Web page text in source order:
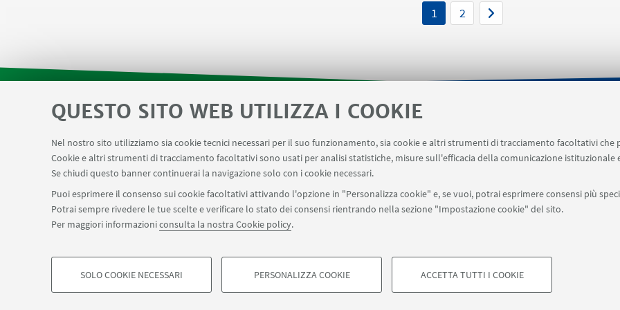
QUESTO SITO WEB UTILIZZA I COOKIE
Nel nostro sito utilizziamo sia cookie tecnici necessari per il suo funzionamento, sia cookie e altri strumenti di tracciamento facoltativi
Cookie e altri strumenti di tracciamento facoltativi sono usati per analisi statistiche, misure sull'efficacia della comunicazione
Se chiudi questo banner continuerai la navigazione solo con i cookie necessari.
Puoi esprimere il consenso sui cookie facoltativi attivando l'opzione in "Personalizza cookie" e, se vuoi, potrai esprimere consensi più
Potrai sempre rivedere le tue scelte e verificare lo stato dei consensi rientrando nella sezione "Impostazione cookie" del sito.
Per maggiori informazioniconsulta la nostra Cookie policy.
COOKIE DI PROFILAZIONE - FACOLTATIVI COOKIE TECNICI - NECESSARI
SOLO COOKIE NECESSARI PERSONALIZZA COOKIE ACCETTA TUTTI I COOKIE
il proprio percorso
dell'Università di Bologna per l'a.a
sanitaria, gli studenti potranno
ognuno con il suo calendario di
lezioni online, per garantire agli
percorso accademico
universitaria durante
Coronavirus, molti uffici
1 2
LINK UTILI SEMINARI del Dipartimento MAT info - Informazioni per gli afferenti al Dipartimento di
Carta dei servizi
SEGUI IL DIPARTIMENTO SU: SEGUI UNIBO SU:
©Copyright 2026 - ALMA MATER STUDIORUM - Università di Bologna - Via Zamboni, 33 - 40126 Bologna - PI: 01131710376 - CF: 80007010376
Note legali Informazioni sul sito e accessibilità Impostazioni Cookie